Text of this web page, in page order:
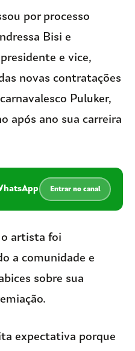
por processo
Bisi e
e vice,
novas contratações
Puluker,
após ano sua carreira
Entrar no canal
artista foi
a comunidade e
sobre sua
expectativa porque